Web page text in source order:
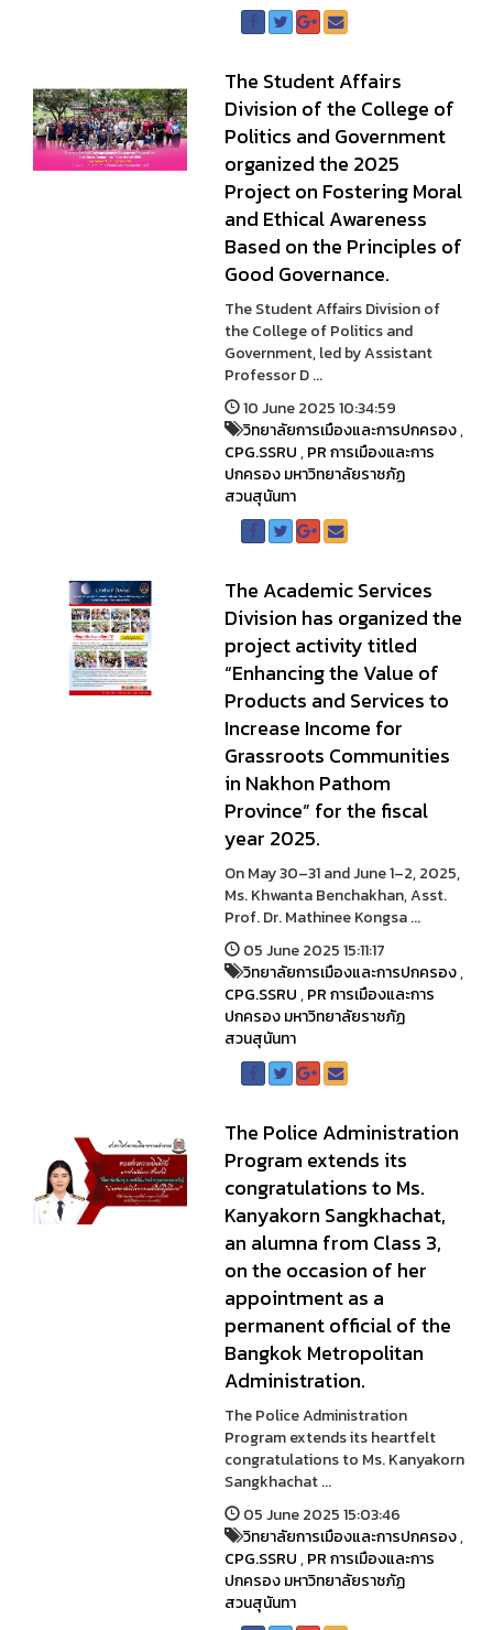
The Student Affairs
Division of the College of
Politics and Government
organized the 2025
Project on Fostering Moral
and Ethical Awareness
Based on the Principles of
Good Governance.
The Student Affairs Division of
the College of Politics and
Government, led by Assistant
Professor D ...
10 June 2025 10:34:59
วิทยาลัยการเมืองและการปกครอง,
CPG.SSRU,PR การเมืองและการ
ปกครอง มหาวิทยาลัยราชภัฏ
สวนสุนันทา
The Academic Services
Division has organized the
project activity titled
“Enhancing the Value of
Products and Services to
Increase Income for
Grassroots Communities
in Nakhon Pathom
Province” for the fiscal
year 2025.
On May 30–31 and June 1–2, 2025,
Ms. Khwanta Benchakhan, Asst.
Prof. Dr. Mathinee Kongsa ...
05 June 2025 15:11:17
วิทยาลัยการเมืองและการปกครอง,
CPG.SSRU,PR การเมืองและการ
ปกครอง มหาวิทยาลัยราชภัฏ
สวนสุนันทา
The Police Administration
Program extends its
congratulations to Ms.
Kanyakorn Sangkhachat,
an alumna from Class 3,
on the occasion of her
appointment as a
permanent official of the
Bangkok Metropolitan
Administration.
The Police Administration
Program extends its heartfelt
congratulations to Ms. Kanyakorn
Sangkhachat ...
05 June 2025 15:03:46
วิทยาลัยการเมืองและการปกครอง,
CPG.SSRU,PR การเมืองและการ
ปกครอง มหาวิทยาลัยราชภัฏ
สวนสุนันทา